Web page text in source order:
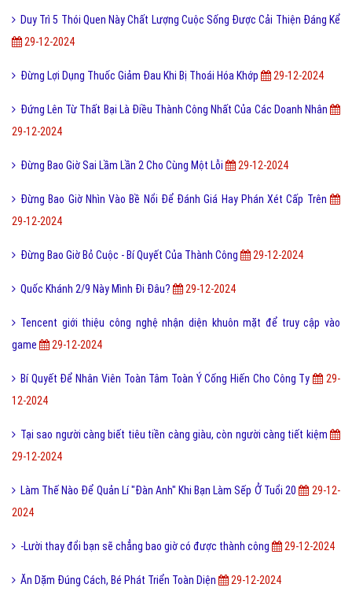
Duy Trì 5 Thói Quen Này Chất Lượng Cuộc Sống Được Cải Thiện Đáng Kể
29-12-2024
Đừng Lợi Dụng Thuốc Giảm Đau Khi Bị Thoái Hóa Khớp 29-12-2024
Đứng Lên Từ Thất Bại Là Điều Thành Công Nhất Của Các Doanh Nhân
29-12-2024
Đừng Bao Giờ Sai Lầm Lần 2 Cho Cùng Một Lỗi 29-12-2024
Đừng Bao Giờ Nhìn Vào Bề Nổi Để Đánh Giá Hay Phán Xét Cấp Trên
29-12-2024
Đừng Bao Giờ Bỏ Cuộc - Bí Quyết Của Thành Công 29-12-2024
Quốc Khánh 2/9 Này Mình Đi Đâu? 29-12-2024
Tencent giới thiệu công nghệ nhận diện khuôn mặt để truy cập vào
game
29-12-2024
Bí Quyết Để Nhân Viên Toàn Tâm Toàn Ý Cống Hiến Cho Công Ty
29-
12-2024
Tại sao người càng biết tiêu tiền càng giàu, còn người càng tiết kiệm
29-12-2024
Làm Thế Nào Để Quản Lí "Đàn Anh" Khi Bạn Làm Sếp Ở Tuổi 20
29-12-
2024
-Lười thay đổi bạn sẽ chẳng bao giờ có được thành công 29-12-2024
Ăn Dặm Đúng Cách, Bé Phát Triển Toàn Diện 29-12-2024